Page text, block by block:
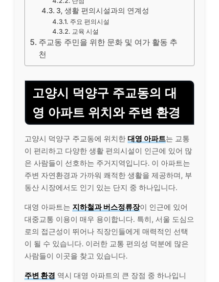
3, 생활 편의시설과의 연계성
주요 편의시설
교육 시설
주교동 주민을 위한 문화 및 여가 활동 추
천
고양시 덕양구 주교동의 대
영 아파트 위치와 주변 환경
고양시 덕양구 주교동에 위치한 대영 아파트는 교통
이 편리하고 다양한 생활 편의시설이 인근에 있어 많
은 사람들이 선호하는 주거지역입니다. 이 아파트는
주변 자연환경과 가까워 쾌적한 생활을 제공하며, 부
동산 시장에서도 인기 있는 단지 중 하나입니다.
대영 아파트는 지하철과 버스정류장이 인근에 있어
대중교통 이용이 매우 용이합니다. 특히, 서울 도심으
로의 접근성이 뛰어나 직장인들에게 매력적인 선택
이 될 수 있습니다. 이러한 교통 편의성 덕분에 많은
사람들이 이곳을 찾고 있습니다.
주변 환경 역시 대영 아파트의 큰 장점 중 하나입니